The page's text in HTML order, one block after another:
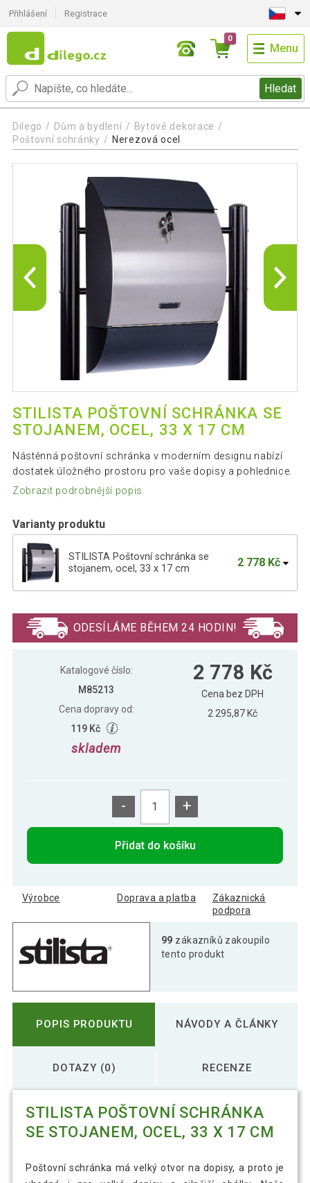
Přihlášení Registrace
Hledat
0
Menu
Dilego Dům a bydlení
Bytové dekorace
Poštovní schránky
Nerezová ocel
STILISTA POŠTOVNÍ SCHRÁNKA SE
STOJANEM, OCEL, 33 X 17 CM
Nástěnná poštovní schránka v moderním designu nabízí
dostatek úložného prostoru pro vaše dopisy a pohlednice.
Zobrazit podrobnější popis
Varianty produktu
STILISTA Poštovní schránka se
stojanem, ocel, 33 x 17 cm
2 778 Kč
stojanem, ocel, 33 x 17 cm
ODESÍLÁME BĚHEM 24 HODIN!
Katalogové číslo:
M85213
Cena dopravy od:
119 Kč
skladem
2 778 Kč
Cena bez DPH
2 295,87 Kč
- +
Přidat do košíku
Výrobce Doprava a platba
Zákaznická
podpora
99 zákazníků zakoupilo
tento produkt
POPIS PRODUKTU NÁVODY A ČLÁNKY
DOTAZY (0) RECENZE
STILISTA POŠTOVNÍ SCHRÁNKA
SE STOJANEM, OCEL, 33 X 17 CM
Poštovní schránka má velký otvor na dopisy, a proto je